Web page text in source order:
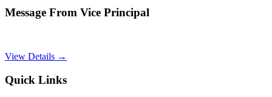
Message From Vice Principal
View Details →
Quick Links